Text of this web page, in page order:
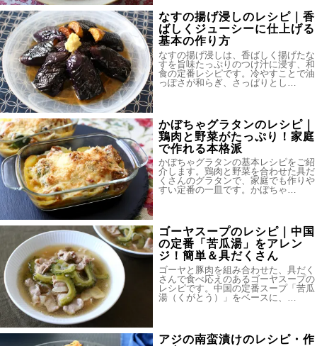
なすの揚げ浸しのレシピ｜香
ばしくジューシーに仕上げる
基本の作り方
なすの揚げ浸しは、香ばしく揚げたな
すを旨味たっぷりのつけ汁に浸す、和
食の定番レシピです。冷やすことで油
っぽさが和らぎ、さっぱりとし…
かぼちゃグラタンのレシピ｜
鶏肉と野菜がたっぷり！家庭
で作れる本格派
かぼちゃグラタンの基本レシピをご紹
介します。鶏肉と野菜を合わせた具だ
くさんのグラタンで、家庭でも作りや
すい定番の一皿です。かぼちゃ…
ゴーヤスープのレシピ｜中国
の定番「苦瓜湯」をアレン
ジ！簡単＆具だくさん
ゴーヤと豚肉を組み合わせた、具だく
さんで食べ応えのあるゴーヤスープの
レシピです。中国の定番スープ「苦瓜
湯（くがとう）」をベースに、…
アジの南蛮漬けのレシピ・作